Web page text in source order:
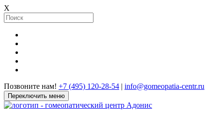
X
Позвоните нам! +7 (495) 120-28-54 | info@gomeopatia-centr.ru
Переключить меню